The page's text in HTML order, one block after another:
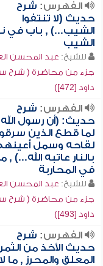
الفهرس: شرح
حديث (لا تنتفوا
الشيب...) , باب في
الشيب
للشيخ: عبد المحسن
جزء من محاضرة ( شرح
داود [472])
الفهرس: شرح
حديث: (أن رسول الله
لما قطع الذين
لقاحه وسمل
بالنار عاتبه الله...) ,
في المحاربة
للشيخ: عبد المحسن
جزء من محاضرة ( شرح
داود [493])
الفهرس: شرح
حديث الأخذ من الثمر
المعلق والمحرز , ما لا